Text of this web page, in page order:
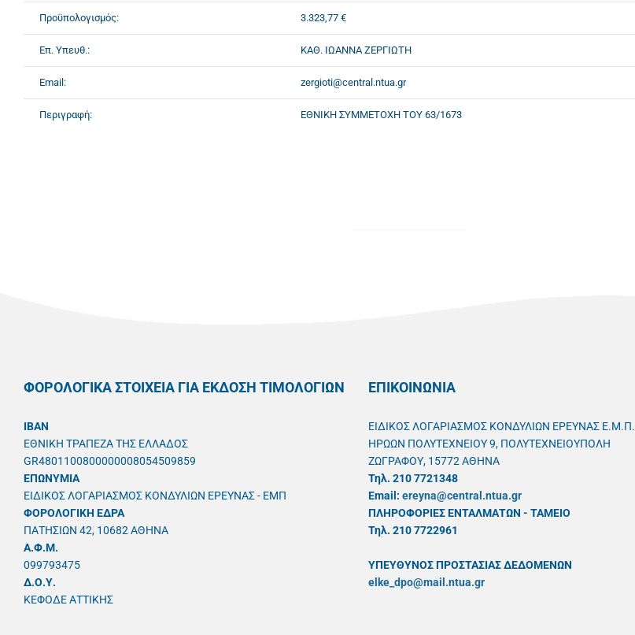
Προϋπολογισμός: 3.323,77 €
Επ. Υπευθ.: ΚΑΘ. ΙΩΑΝΝΑ ΖΕΡΓΙΩΤΗ
Email: zergioti@central.ntua.gr
Περιγραφή: ΕΘΝΙΚΗ ΣΥΜΜΕΤΟΧΗ ΤΟΥ 63/1673
ΦΟΡΟΛΟΓΙΚΑ ΣΤΟΙΧΕΙΑ ΓΙΑ ΕΚΔΟΣΗ ΤΙΜΟΛΟΓΙΩΝ
IBAN
ΕΘΝΙΚΗ ΤΡΑΠΕΖΑ ΤΗΣ ΕΛΛΑΔΟΣ
GR4801100800000008054509859
ΕΠΩΝΥΜΙΑ
ΕΙΔΙΚΟΣ ΛΟΓΑΡΙΑΣΜΟΣ ΚΟΝΔΥΛΙΩΝ ΕΡΕΥΝΑΣ - ΕΜΠ
ΦΟΡΟΛΟΓΙΚΗ ΕΔΡΑ
ΠΑΤΗΣΙΩΝ 42, 10682 ΑΘΗΝΑ
A.Φ.Μ.
099793475
Δ.Ο.Υ.
ΚΕΦΟΔΕ ΑΤΤΙΚΗΣ
ΕΠΙΚΟΙΝΩΝΙΑ
ΕΙΔΙΚΟΣ ΛΟΓΑΡΙΑΣΜΟΣ ΚΟΝΔΥΛΙΩΝ ΕΡΕΥΝΑΣ Ε.Μ.Π.
ΗΡΩΩΝ ΠΟΛΥΤΕΧΝΕΙΟΥ 9, ΠΟΛΥΤΕΧΝΕΙΟΥΠΟΛΗ
ΖΩΓΡΑΦΟΥ, 15772 ΑΘΗΝΑ
Τηλ. 210 7721348
Email: ereyna@central.ntua.gr
ΠΛΗΡΟΦΟΡΙΕΣ ΕΝΤΑΛΜΑΤΩΝ - ΤΑΜΕΙΟ
Τηλ. 210 7722961
ΥΠΕΥΘYΝΟΣ ΠΡΟΣΤΑΣΙΑΣ ΔΕΔΟΜΕΝΩΝ
elke_dpo@mail.ntua.gr